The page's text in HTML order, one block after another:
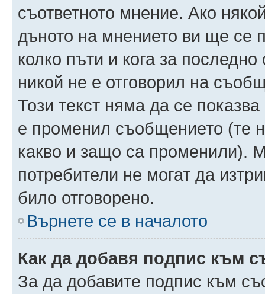
съответното мнение. Ако
дъното на мнението ви ще се
колко пъти и кога за
никой не е отговорил на
Този текст няма да се
е променил съобщението (те
какво и защо са променили).
потребители не могат да
било отговорено.
Върнете се в началото
Как да добавя подпис към
За да добавите подпис към